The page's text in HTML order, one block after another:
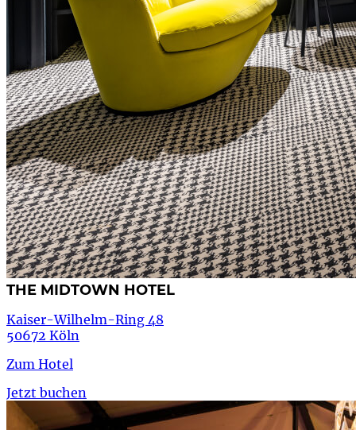
THE MIDTOWN HOTEL
Kaiser-Wilhelm-Ring 48
50672 Köln
Zum Hotel
Jetzt buchen